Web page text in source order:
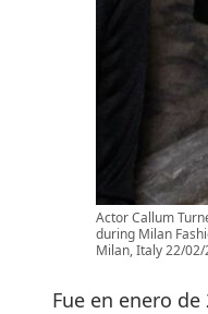
Actor Callum
during Milan
Milan, Italy 22/
Fue en enero